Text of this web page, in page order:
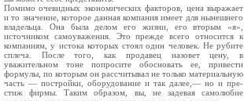
Помимо очевидных экономических факторов, цена выражает
и то значение, которое данная компания имеет для нынешнего
владельца. Она была делом его жизни, его вторым «я»,
источни­ком самоуважения. Это прежде всего относится к
компаниям, у истока которых стоял один чело­век. Не рубите
сплеча. После того, как продавец назовет цену, в
уважительном тоне попросите обосновать ее, привести
формулы, по которым он рассчитывал не только материальную
часть — по­стройки, оборудование и так далее,— но и пре­
стиж фирмы. Таким образом, вы, не задевая само­любие